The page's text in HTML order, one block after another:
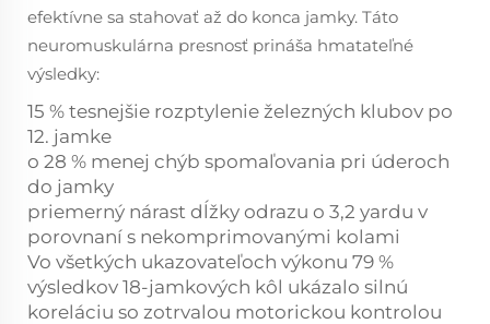
efektívne sa stahovať až do konca jamky. Táto
neuromuskulárna presnosť prináša hmatateľné
výsledky:
15 % tesnejšie rozptylenie železných klubov po
12. jamke
o 28 % menej chýb spomaľovania pri úderoch
do jamky
priemerný nárast dĺžky odrazu o 3,2 yardu v
porovnaní s nekomprimovanými kolami
Vo všetkých ukazovateľoch výkonu 79 %
výsledkov 18-jamkových kôl ukázalo silnú
koreláciu so zotrvalou motorickou kontrolou